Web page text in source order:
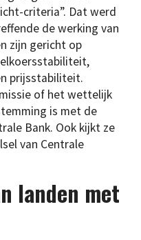
criteria”. Dat werd
de werking van
zijn gericht op
prijsstabiliteit.
of het wettelijk
is met de
Bank. Ook kijkt ze
van Centrale
landen met